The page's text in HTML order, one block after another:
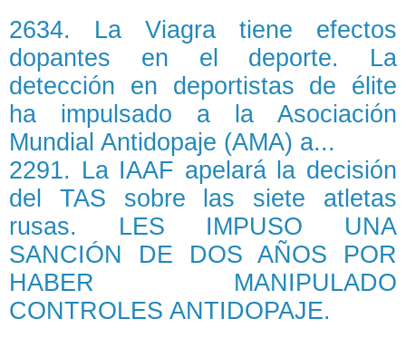
2634. La Viagra tiene efectos
dopantes en el deporte. La
detección en deportistas de élite
ha impulsado a la Asociación
Mundial Antidopaje (AMA) a...
2291. La IAAF apelará la decisión
del TAS sobre las siete atletas
rusas. LES IMPUSO UNA
SANCIÓN DE DOS AÑOS POR
HABER MANIPULADO
CONTROLES ANTIDOPAJE.